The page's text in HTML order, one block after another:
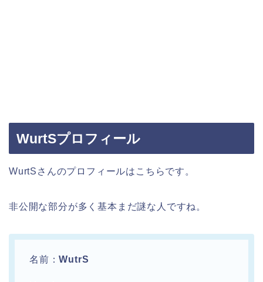
WurtSプロフィール
WurtSさんのプロフィールはこちらです。
非公開な部分が多く基本まだ謎な人ですね。
名前：WutrS